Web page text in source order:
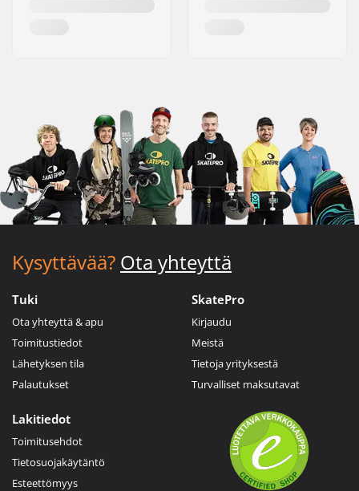
Kysyttävää? Ota yhteyttä
Tuki
Ota yhteyttä & apu
Toimitustiedot
Lähetyksen tila
Palautukset
SkatePro
Kirjaudu
Meistä
Tietoja yrityksestä
Turvalliset maksutavat
Lakitiedot
Toimitusehdot
Tietosuojakäytäntö
Esteettömyys